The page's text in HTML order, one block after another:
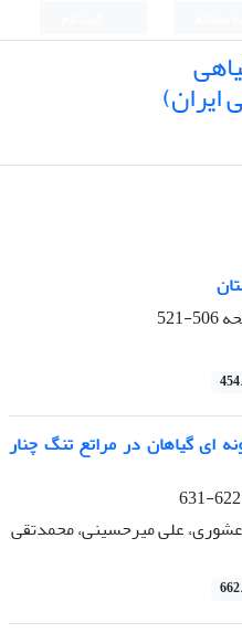
506-521
ای گیاهان در مراتع تنگ چنار
622-631
عشوری، علی میرحسینی، محمدتقی